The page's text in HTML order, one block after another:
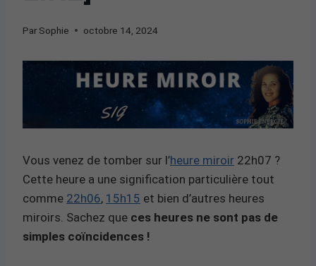
Par Sophie octobre 14, 2024
Vous venez de tomber sur l’heure miroir 22h07 ?
Cette heure a une signification particulière tout
comme 22h06, 15h15 et bien d’autres heures
miroirs. Sachez que ces heures ne sont pas de
simples coïncidences !